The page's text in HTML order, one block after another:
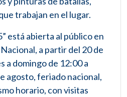
trabajan en el lugar.
está abierta al público en
a partir del 20 de
a domingo de 12:00 a
agosto, feriado nacional,
horario, con visitas